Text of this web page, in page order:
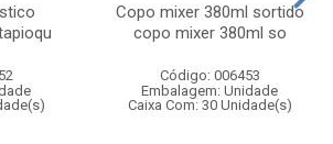
Copo mixer 380ml sortido
copo mixer 380ml so
Código: 006453
Embalagem: Unidade
Caixa Com: 30 Unidade(s)